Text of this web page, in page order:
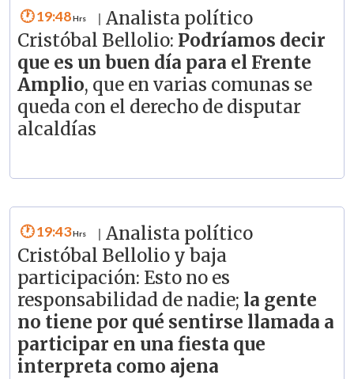
19:48
Analista político
Cristóbal Bellolio: Podríamos decir
que es un buen día para el Frente
Amplio, que en varias comunas se
queda con el derecho de disputar
alcaldías
19:43
Analista político
Cristóbal Bellolio y baja
participación: Esto no es
responsabilidad de nadie; la gente
no tiene por qué sentirse llamada a
participar en una fiesta que
interpreta como ajena